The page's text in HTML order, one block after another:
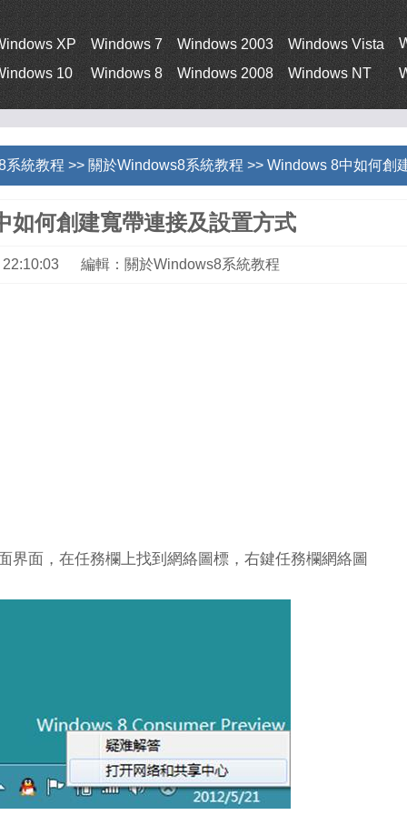
XP Windows 7 Windows 2003 Windows Vista
10
Windows 8 Windows 2008 Windows NT
系統教程 >> 關於Windows8系統教程 >> Windows 8中如何創
何創建寬帶連接及設置方式
22:10:03 編輯：關於Windows8系統教程
界面，在任務欄上找到網絡圖標，右鍵任務欄網絡圖